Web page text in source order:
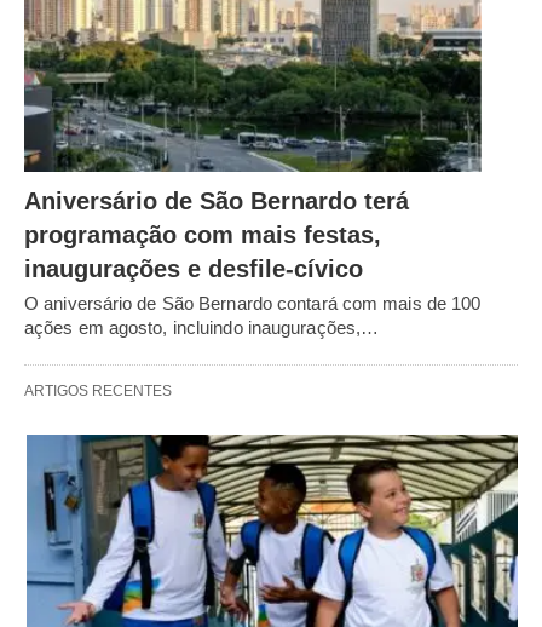
Aniversário de São Bernardo terá
programação com mais festas,
inaugurações e desfile-cívico
O aniversário de São Bernardo contará com mais de 100
ações em agosto, incluindo inaugurações,…
ARTIGOS RECENTES